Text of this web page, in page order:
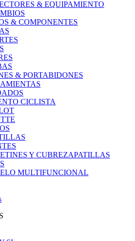
& EQUIPAMIENTO
& COMPONENTES
& PORTABIDONES
CICLISTA
Y CUBREZAPATILLAS
MULTIFUNCIONAL